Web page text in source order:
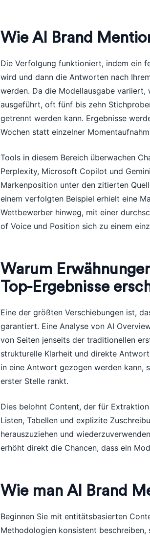
Wie AI Brand
Die Verfolgung funktioniert, indem ein
wird und dann die Antworten nach
werden. Da die Modellausgabe
ausgeführt, oft fünf bis zehn
getrennt werden kann. Ergebnisse
Wochen statt einzelner
Tools in diesem Bereich überwachen
Perplexity, Microsoft Copilot und
Markenposition unter den zitierten
einem verfolgten Beispiel erhielt eine
Wettbewerber hinweg, mit einer
of Voice und Position sich zu einem
Warum
Top-Ergebnisse
Eine der größten Verschiebungen ist,
garantiert. Eine Analyse von AI
von Seiten jenseits der traditionellen
strukturelle Klarheit und direkte
in eine Antwort gezogen werden kann,
erster Stelle rankt.
Dies belohnt Content, der für
Listen, Tabellen und explizite
herauszuziehen und
erhöht direkt die Chancen, dass ein
Wie man AI Brand
Beginnen Sie mit entitätsbasierten
Methodologien konsistent